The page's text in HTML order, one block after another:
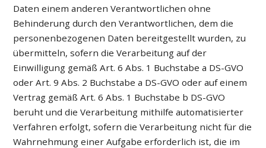
Daten einem anderen Verantwortlichen ohne
Behinderung durch den Verantwortlichen, dem die
personenbezogenen Daten bereitgestellt wurden, zu
übermitteln, sofern die Verarbeitung auf der
Einwilligung gemäß Art. 6 Abs. 1 Buchstabe a DS-GVO
oder Art. 9 Abs. 2 Buchstabe a DS-GVO oder auf einem
Vertrag gemäß Art. 6 Abs. 1 Buchstabe b DS-GVO
beruht und die Verarbeitung mithilfe automatisierter
Verfahren erfolgt, sofern die Verarbeitung nicht für die
Wahrnehmung einer Aufgabe erforderlich ist, die im